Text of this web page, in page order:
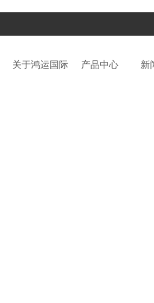
关于鸿运国际 产品中心 新